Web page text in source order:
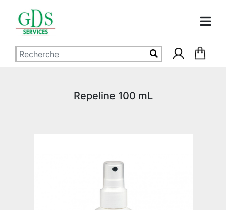
Repeline 100 mL